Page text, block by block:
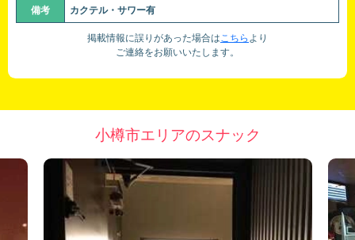
備考 カクテル・サワー有
掲載情報に誤りがあった場合はこちら より
ご連絡をお願いいたします。
小樽市エリアのスナック